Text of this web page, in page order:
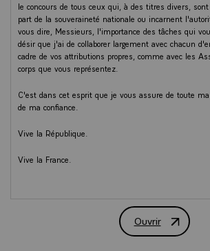
le concours de tous ceux qui, à des titres divers,
part de la souveraineté nationale ou incarnent
vous dire, Messieurs, l'importance des tâches qui
désir que j'ai de collaborer largement avec chacun
cadre de vos attributions propres, comme avec les
corps que vous représentez.
C'est dans cet esprit que je vous assure de toute
de ma confiance.
Vive la République.
Vive la France.
Ouvrir
Discours